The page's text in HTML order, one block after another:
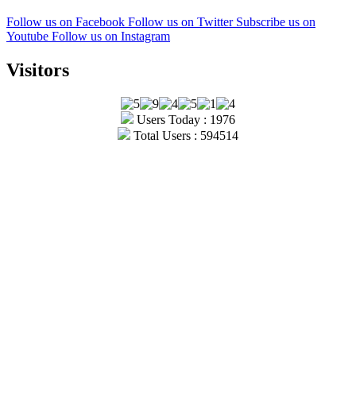
Follow us on Facebook Follow us on Twitter Subscribe us on
Youtube Follow us on Instagram
Visitors
Users Today : 1976
Total Users : 594514